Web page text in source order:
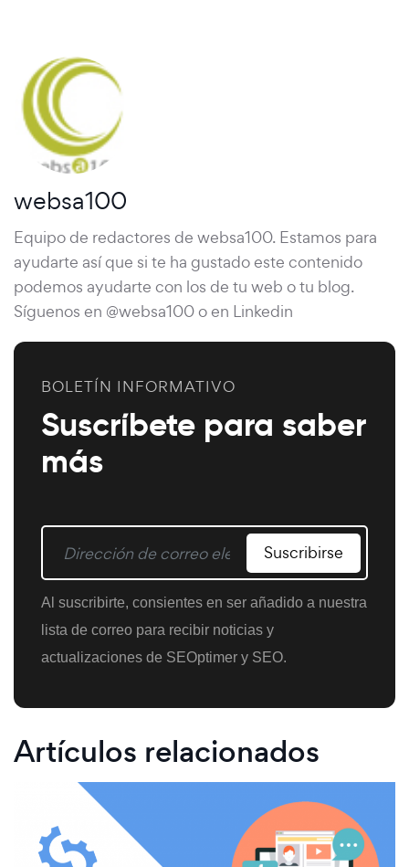
websa100
Equipo de redactores de websa100. Estamos para
ayudarte así que si te ha gustado este contenido
podemos ayudarte con los de tu web o tu blog.
Síguenos en @websa100 o en Linkedin
BOLETÍN INFORMATIVO
Suscríbete para saber
más
Suscribirse
Al suscribirte, consientes en ser añadido a nuestra
lista de correo para recibir noticias y
actualizaciones de SEOptimer y SEO.
Artículos relacionados